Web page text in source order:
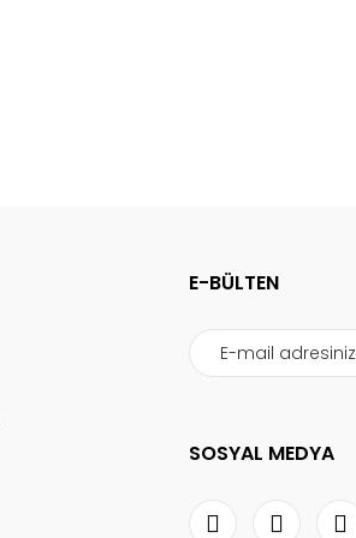
E-BÜLTEN
SOSYAL MEDYA